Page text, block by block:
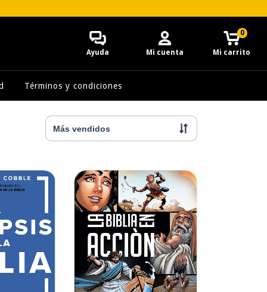
Ayuda Mi cuenta Mi carrito
0
Términos y condiciones